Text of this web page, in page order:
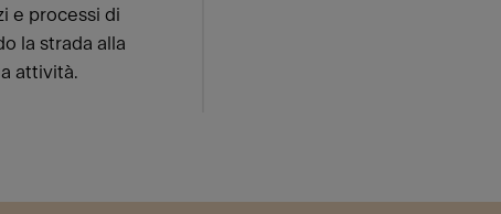
e processi di
la strada alla
attività.